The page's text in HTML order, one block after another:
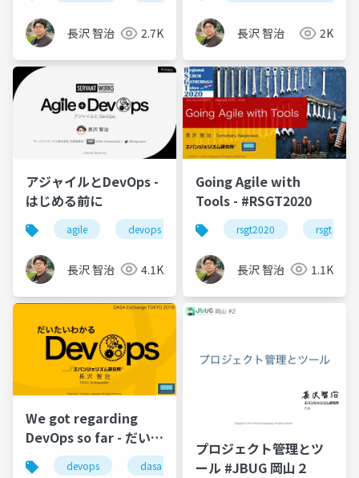
長沢 智治 2.7K 長沢 智治 2K
アジャイルとDevOps -
はじめる前に
agile devops アジャイル コラボレーシ
長沢 智治 4.1K
Going Agile with
Tools - #RSGT2020
rsgt2020 rsgt
長沢 智治 1.1K
We got regarding
DevOps so far - だいた
いわかる DevOps
devops dasa
プロジェクト管理とツ
ール #JBUG 岡山２